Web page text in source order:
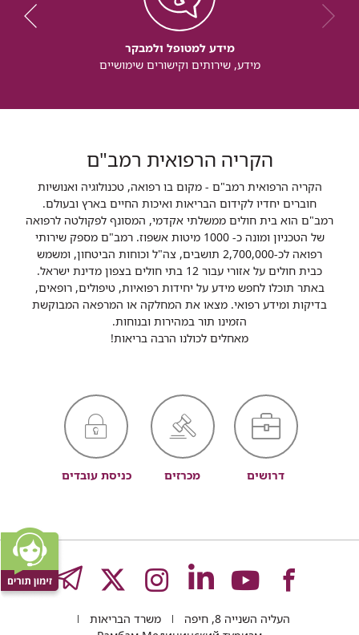
מידע למטופל ולמבקר
מידע, שירותים וקישורים שימושיים
הקריה הרפואית רמב"ם
הקריה הרפואית רמב"ם - מקום בו רפואה, טכנולוגיה ואנושיות
חוברים יחדיו לקידום הבריאות ואיכות החיים בארץ ובעולם.
רמב"ם הוא בית חולים ממשלתי אקדמי, המסונף לפקולטה לרפואה
של הטכניון ומונה כ- 1000 מיטות אשפוז. רמב"ם מספק שירותי
רפואה לכ-2,700,000 תושבים, צה"ל וכוחות הביטחון, ומשמש
כבית חולים על אזורי עבור 12 בתי חולים בצפון מדינת ישראל.
באתר תוכלו לחפש מידע על יחידות רפואיות, טיפולים, רופאים,
בדיקות ומידע רפואי. מצאו את המחלקה או המרפאה המבוקשת
הזמינו תור במהירות ובנוחות.
מאחלים לכולנו הרבה בריאות!
דרושים מכרזים כניסת עובדים
לעמוד
לעמוד
לעמוד
לעמוד
לעמוד
העליה השנייה 8, חיפה
משרד הבריאות